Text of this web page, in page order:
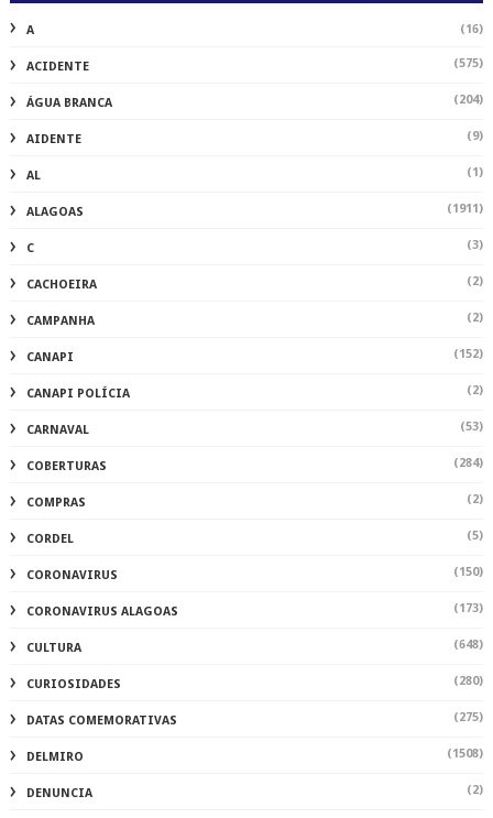
A (16)
ACIDENTE (575)
ÁGUA BRANCA (204)
AIDENTE (9)
AL (1)
ALAGOAS (1911)
C (3)
CACHOEIRA (2)
CAMPANHA (2)
CANAPI (152)
CANAPI POLÍCIA (2)
CARNAVAL (53)
COBERTURAS (284)
COMPRAS (2)
CORDEL (5)
CORONAVIRUS (150)
CORONAVIRUS ALAGOAS (173)
CULTURA (648)
CURIOSIDADES (280)
DATAS COMEMORATIVAS (275)
DELMIRO (1508)
DENUNCIA (2)